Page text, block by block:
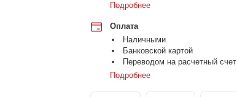
Подробнее
Оплата
Наличными
Банковской картой
Переводом на расчетный счет
Подробнее